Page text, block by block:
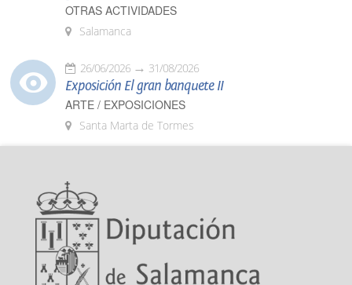
OTRAS ACTIVIDADES
Salamanca
26/06/2026 31/08/2026
Exposición El gran banquete II
ARTE / EXPOSICIONES
Santa Marta de Tormes